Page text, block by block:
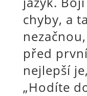
chyby, a
před
nejlepší
„Hodíte